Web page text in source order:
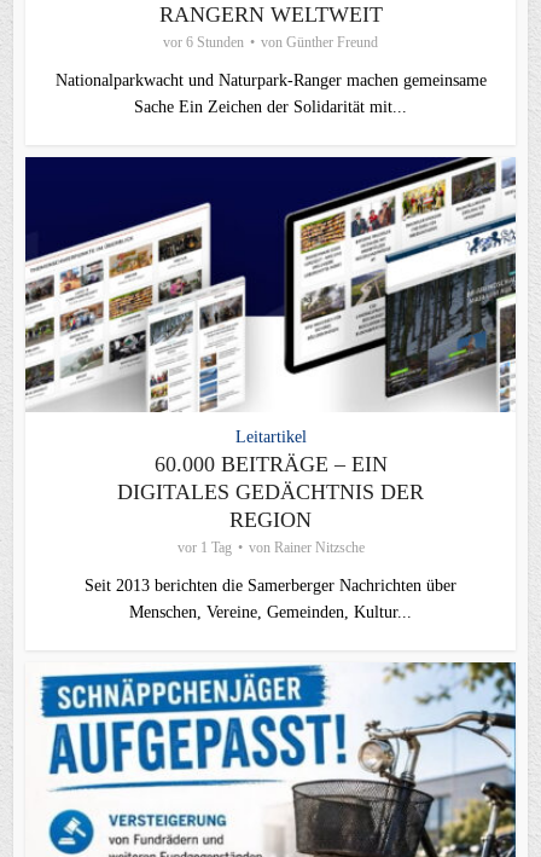
RANGERN WELTWEIT
vor 6 Stunden von Günther Freund
Nationalparkwacht und Naturpark-Ranger machen gemeinsame
Sache Ein Zeichen der Solidarität mit...
Leitartikel
60.000 BEITRÄGE – EIN
DIGITALES GEDÄCHTNIS DER
REGION
vor 1 Tag von Rainer Nitzsche
Seit 2013 berichten die Samerberger Nachrichten über
Menschen, Vereine, Gemeinden, Kultur...